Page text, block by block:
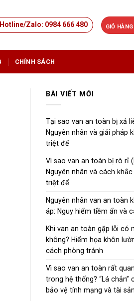
Hotline/Zalo: 0984 666 480 GIỎ
CHÍNH SÁCH
BÀI VIẾT MỚI
Tại sao van an toàn bị xả
Nguyên nhân và giải pháp
triệt để
Vì sao van an toàn bị rò rỉ
Nguyên nhân và cách
triệt để
Nguyên nhân van an toàn
áp: Nguy hiểm tiềm ẩn và
Khi van an toàn gặp lỗi có
không? Hiểm họa khôn
cách phòng tránh
Vì sao van an toàn rất
trong hệ thống? “Lá chắn”
bảo vệ tính mạng và tài sản